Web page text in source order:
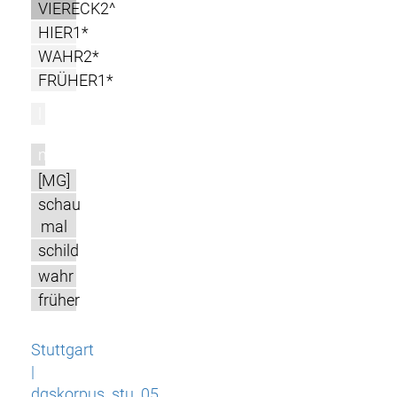
VIERECK2^
HIER1*
WAHR2*
FRÜHER1*
m
[MG]
schau
mal
schild
wahr
früher
Stuttgart
|